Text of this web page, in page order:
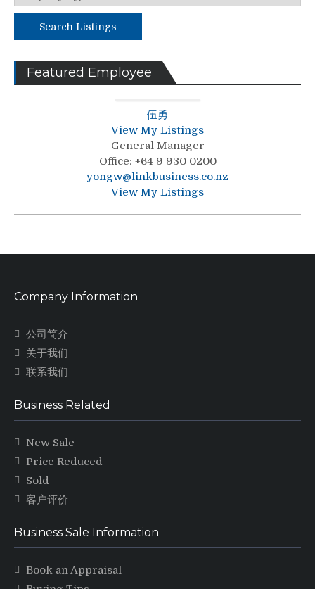
Search Listings
Featured Employee
伍勇
View My Listings
General Manager
Office: +64 9 930 0200
yongw@linkbusiness.co.nz
View My Listings
Company Information
公司简介
关于我们
联系我们
Business Related
New Sale
Price Reduced
Sold
客户评价
Business Sale Information
Book an Appraisal